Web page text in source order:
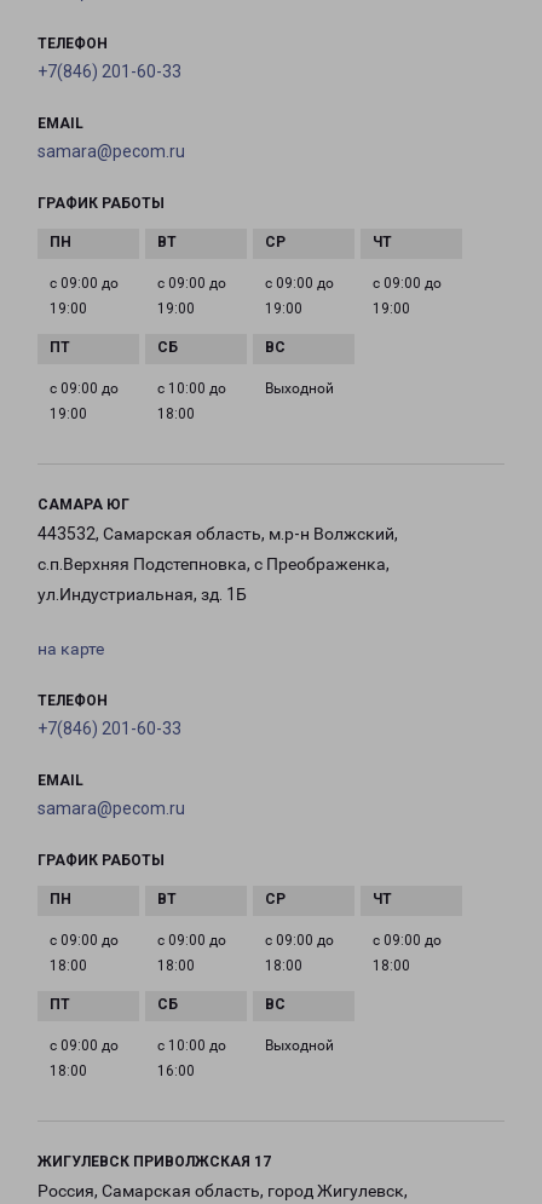
ТЕЛЕФОН
+7(846) 201-60-33
EMAIL
samara@pecom.ru
ГРАФИК РАБОТЫ
с 09:00 до
19:00
с 09:00 до
19:00
с 09:00 до
19:00
с 09:00 до
19:00
с 09:00 до
19:00
с 10:00 до
18:00
Выходной
САМАРА ЮГ
443532, Самарская область, м.р-н Волжский,
с.п.Верхняя Подстепновка, с Преображенка,
ул.Индустриальная, зд. 1Б
на карте
ТЕЛЕФОН
+7(846) 201-60-33
EMAIL
samara@pecom.ru
ГРАФИК РАБОТЫ
с 09:00 до
18:00
с 09:00 до
18:00
с 09:00 до
18:00
с 09:00 до
18:00
с 09:00 до
18:00
с 10:00 до
16:00
Выходной
ЖИГУЛЕВСК ПРИВОЛЖСКАЯ 17
Россия, Самарская область, город Жигулевск,